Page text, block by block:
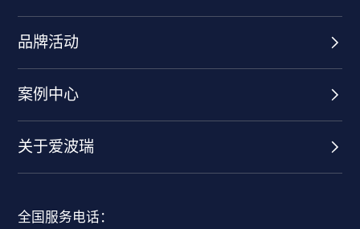
品牌活动
案例中心
关于爱波瑞
全国服务电话：